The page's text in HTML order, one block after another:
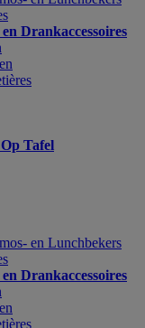
Drankaccessoires
Tafel
en Lunchbekers
Drankaccessoires